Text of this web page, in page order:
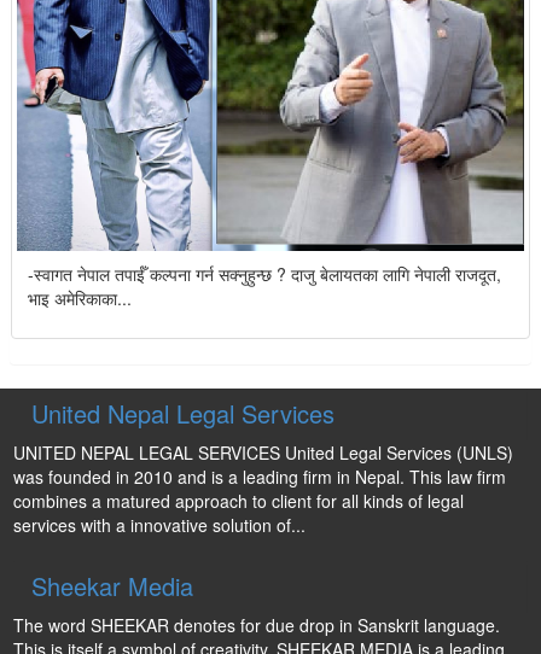
-स्वागत नेपाल तपाईँ कल्पना गर्न सक्नुहुन्छ ? दाजु बेलायतका लागि नेपाली राजदूत,
भाइ अमेरिकाका...
United Nepal Legal Services
UNITED NEPAL LEGAL SERVICES United Legal Services (UNLS)
was founded in 2010 and is a leading firm in Nepal. This law firm
combines a matured approach to client for all kinds of legal
services with a innovative solution of...
Sheekar Media
The word SHEEKAR denotes for due drop in Sanskrit language.
This is itself a symbol of creativity. SHEEKAR MEDIA is a leading